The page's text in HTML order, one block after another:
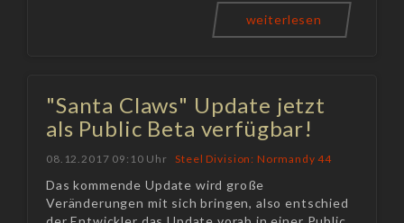
weiterlesen
"Santa Claws" Update jetzt
als Public Beta verfügbar!
08.12.2017 09:10 Uhr Steel Division: Normandy 44
Das kommende Update wird große
Veränderungen mit sich bringen, also entschied